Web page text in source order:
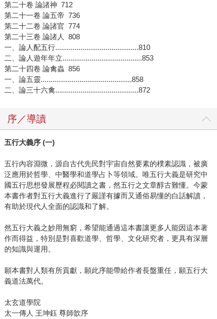
第二十卷 論諸神 712
第二十一卷 論五帝 736
第二十二卷 論諸官 774
第二十三卷 論諸人 808
一、論人配五行...........................................810
二、論人遊年年立.........................................853
第二十四卷 論禽蟲 856
一、論五靈...............................................858
二、論三十六禽...........................................872
序／導讀
五行大義序 (一)
五行內容淵微，源自古代先民對宇宙自然要素的樸素認識，被廣
泛應用於哲學、中醫學和道學占卜等領域。唯五行大義是研究中
國五行思想發展歷程必閱讀之書，然五行之文章醇古難懂。今蒙
本書作者對五行大義進行了嚴謹有據而又通俗易懂的白話解讀，
有助於現代人全面的認識和了解。
然五行大義之妙用無窮，希望能通過這本書讓更多人能因這本著
作而得益，特別是對喜歡道學、哲學、文化研究者，更具有深層
的知識與運用。
願本書對人類有所貢獻，願此序能帶給作者長盤重任，願五行大
義道法萬代。
太玄道學院
太一傳人 王坤鈺 尊師歆序